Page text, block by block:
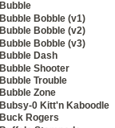
Bubble
Bubble Bobble (v1)
Bubble Bobble (v2)
Bubble Bobble (v3)
Bubble Dash
Bubble Shooter
Bubble Trouble
Bubble Zone
Bubsy-0 Kitt'n Kaboodle
Buck Rogers